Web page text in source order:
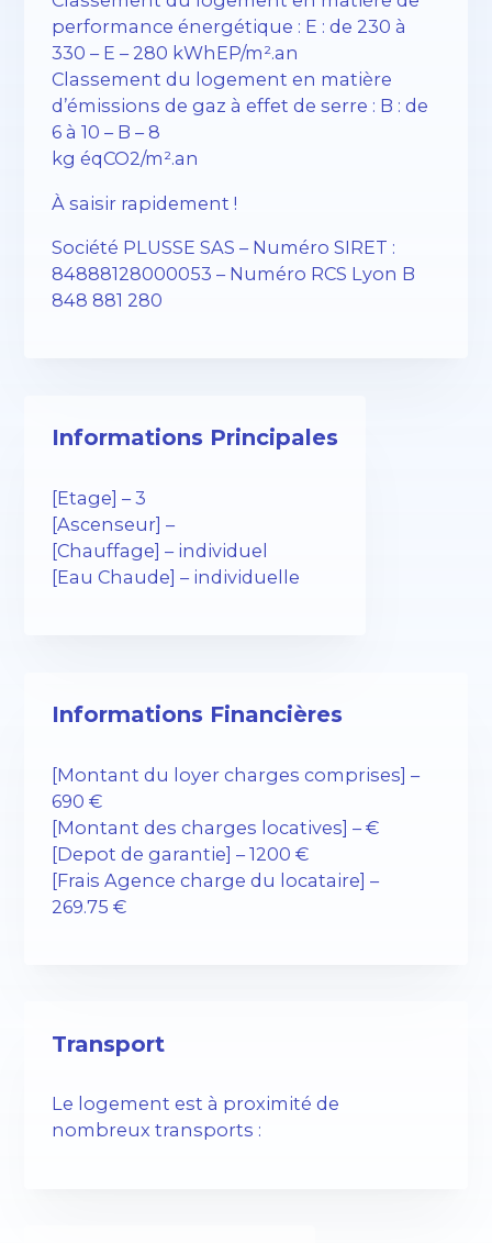
performance énergétique : E : de 230 à
330 – E – 280 kWhEP/m².an
Classement du logement en matière
d’émissions de gaz à effet de serre : B : de
6 à 10 – B – 8
kg éqCO2/m².an
À saisir rapidement !
Société PLUSSE SAS – ​​Numéro SIRET :
84888128000053 – Numéro RCS Lyon B
848 881 280
Informations Principales
[Etage] – 3
[Ascenseur] –
[Chauffage] – individuel
[Eau Chaude] – individuelle
Informations Financières
[Montant du loyer charges comprises] –
690 €
[Montant des charges locatives] – €
[Depot de garantie] – 1200 €
[Frais Agence charge du locataire] –
269.75 €
Transport
Le logement est à proximité de
nombreux transports :